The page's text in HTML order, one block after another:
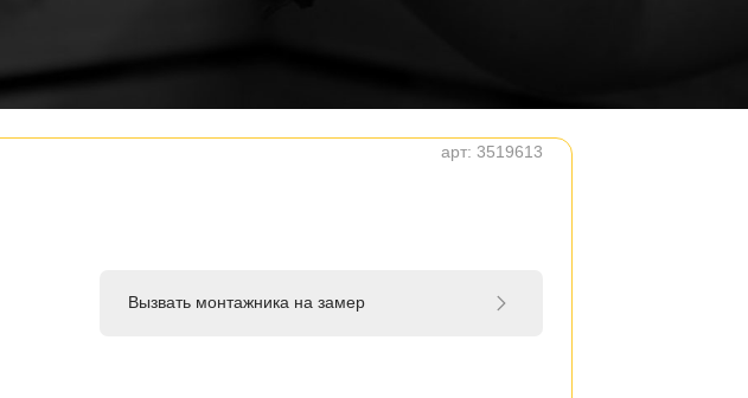
арт: 3519613
Вызвать монтажника на замер